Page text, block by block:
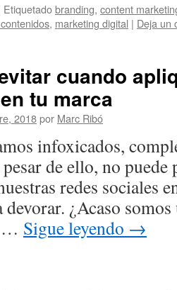
Etiquetadobranding, content
, marketing digital | Deja un
cuando
tu marca
2018por Marc Ribó
infoxicados,
de ello, no puede
redes sociales
¿Acaso
… Sigue leyendo →